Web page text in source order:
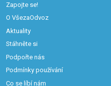
Zapojte se!
O VšezaOdvoz
Aktuality
Stáhněte si
Podpořte nás
Podmínky používání
Co se líbí nám